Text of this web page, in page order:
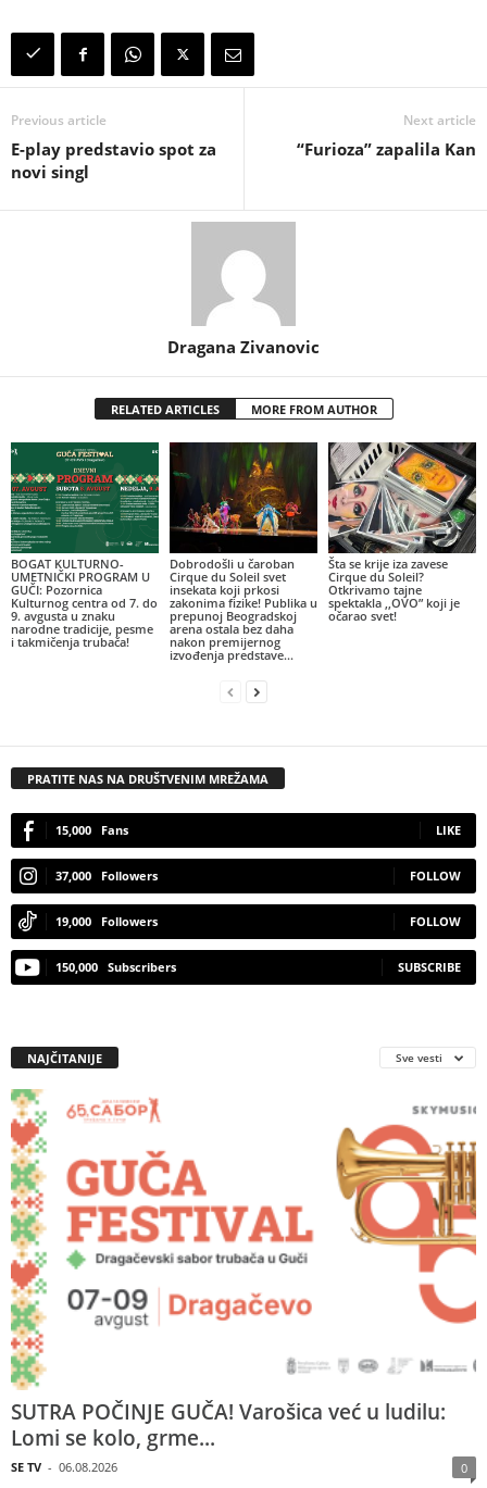
Previous article
E-play predstavio spot za
novi singl
Next article
“Furioza” zapalila Kan
Dragana Zivanovic
RELATED ARTICLES MORE FROM AUTHOR
BOGAT KULTURNO-
UMETNIČKI PROGRAM U
GUČI: Pozornica
Kulturnog centra od 7. do
9. avgusta u znaku
narodne tradicije, pesme
i takmičenja trubača!
Dobrodošli u čaroban
Cirque du Soleil svet
insekata koji prkosi
zakonima fizike! Publika u
prepunoj Beogradskoj
arena ostala bez daha
nakon premijernog
izvođenja predstave...
Šta se krije iza zavese
Cirque du Soleil?
Otkrivamo tajne
spektakla ,,OVO” koji je
očarao svet!
PRATITE NAS NA DRUŠTVENIM MREŽAMA
15,000 Fans LIKE
37,000 Followers FOLLOW
19,000 Followers FOLLOW
150,000 Subscribers SUBSCRIBE
NAJČITANIJE Sve vesti
SUTRA POČINJE GUČA! Varošica već u ludilu:
Lomi se kolo, grme...
SE TV - 06.08.2026 0